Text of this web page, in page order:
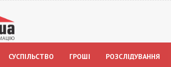
СУСПІЛЬСТВО ГРОШІ РОЗСЛІДУВАННЯ